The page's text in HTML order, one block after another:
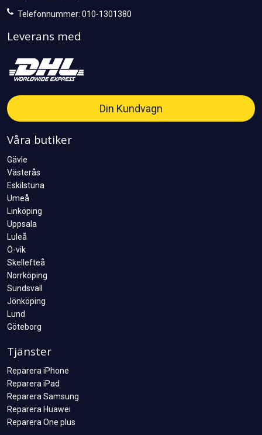
Telefonnummer: 010-1301380
Leverans med
Din Kundvagn
Våra butiker
Gävle
Västerås
Eskilstuna
Umeå
Linköping
Uppsala
Luleå
Ö-vik
Skellefteå
Norrköping
Sundsvall
Jönköping
Lund
Göteborg
Tjänster
Reparera iPhone
Reparera iPad
Reparera Samsung
Reparera Huawei
Reparera One plus